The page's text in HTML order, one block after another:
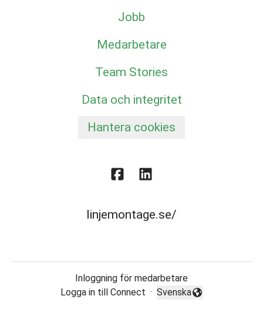
Jobb
Medarbetare
Team Stories
Data och integritet
Hantera cookies
linjemontage.se/
Inloggning för medarbetare
Logga in till Connect ·
Byt språk
Svenska